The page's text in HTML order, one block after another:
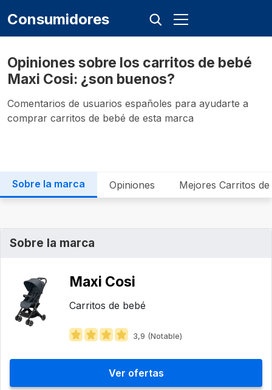
Consumidores
Opiniones sobre los carritos de bebé
Maxi Cosi: ¿son buenos?
Comentarios de usuarios españoles para ayudarte a
comprar carritos de bebé de esta marca
Sobre la marca Opiniones Mejores Carritos
Sobre la marca
Maxi Cosi
Carritos de bebé
3,9 (Notable)
Ver ofertas